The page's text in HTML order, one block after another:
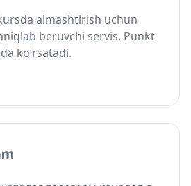
almashtirish uchun
beruvchi servis. Punkt
ko‘rsatadi.